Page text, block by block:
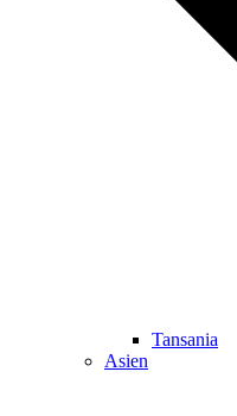
Tansania
Asien